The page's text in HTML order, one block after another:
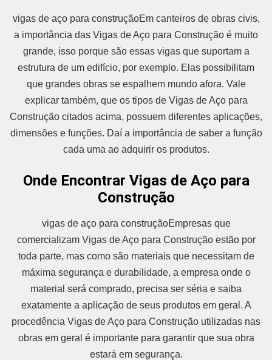
vigas de aço para construçãoEm canteiros de obras civis,
a importância das Vigas de Aço para Construção é muito
grande, isso porque são essas vigas que suportam a
estrutura de um edifício, por exemplo. Elas possibilitam
que grandes obras se espalhem mundo afora. Vale
explicar também, que os tipos de Vigas de Aço para
Construção citados acima, possuem diferentes aplicações,
dimensões e funções. Daí a importância de saber a função
cada uma ao adquirir os produtos.
Onde Encontrar Vigas de Aço para
Construção
vigas de aço para construçãoEmpresas que
comercializam Vigas de Aço para Construção estão por
toda parte, mas como são materiais que necessitam de
máxima segurança e durabilidade, a empresa onde o
material será comprado, precisa ser séria e saiba
exatamente a aplicação de seus produtos em geral. A
procedência Vigas de Aço para Construção utilizadas nas
obras em geral é importante para garantir que sua obra
estará em segurança.